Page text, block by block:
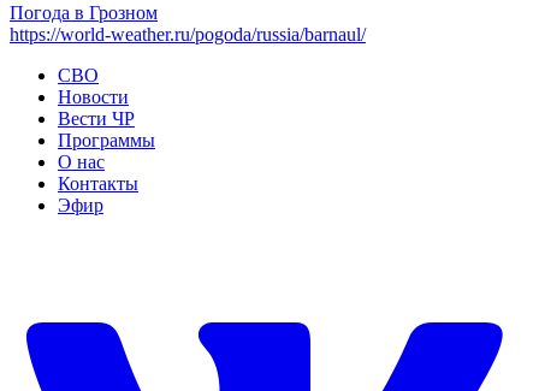
Погода в Грозном
https://world-weather.ru/pogoda/russia/barnaul/
СВО
Новости
Вести ЧР
Программы
О нас
Контакты
Эфир